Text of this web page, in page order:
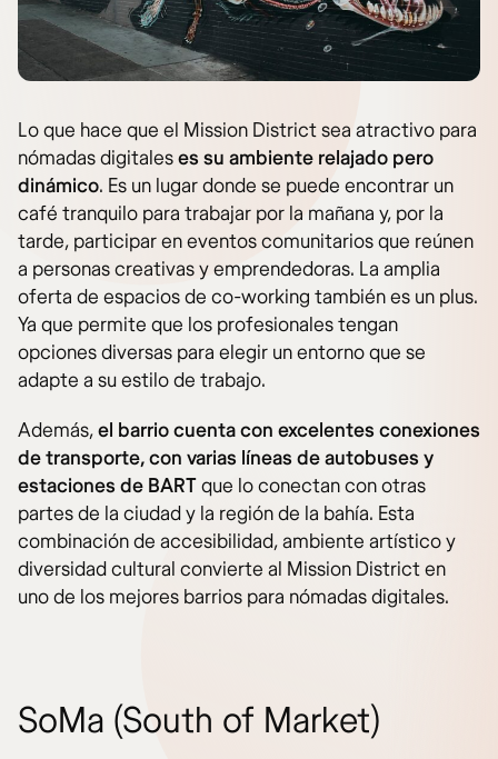
Lo que hace que el Mission District sea atractivo para
nómadas digitaleses su ambiente relajado pero
dinámico. Es un lugar donde se puede encontrar un
café tranquilo para trabajar por la mañana y, por la
tarde, participar en eventos comunitarios que reúnen
a personas creativas y emprendedoras. La amplia
oferta de espacios de co-working también es un plus.
Ya que permite que los profesionales tengan
opciones diversas para elegir un entorno que se
adapte a su estilo de trabajo.
Además,el barrio cuenta con excelentes conexiones
de transporte, con varias líneas de autobuses y
estaciones de BARTque lo conectan con otras
partes de la ciudad y la región de la bahía. Esta
combinación de accesibilidad, ambiente artístico y
diversidad cultural convierte al Mission District en
uno de los mejores barrios para nómadas digitales.
SoMa (South of Market)